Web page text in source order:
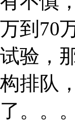
万到70
试验，
构排队
了。。